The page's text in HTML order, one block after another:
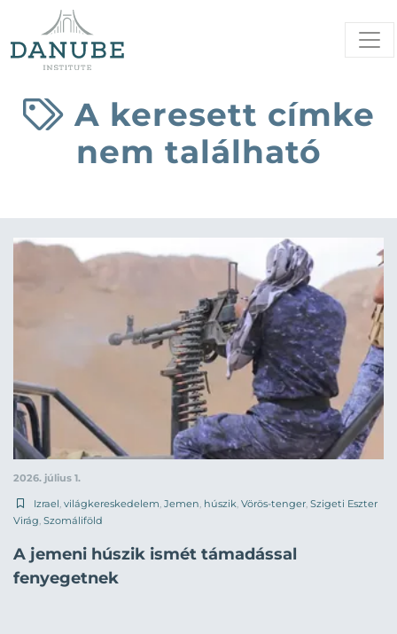
A keresett címke
nem található
2026. július 1.
Izrael világkereskedelem Jemen húszik Vörös-tenger Szigeti Eszter
Virág Szomáliföld
A jemeni húszik ismét támadással
fenyegetnek